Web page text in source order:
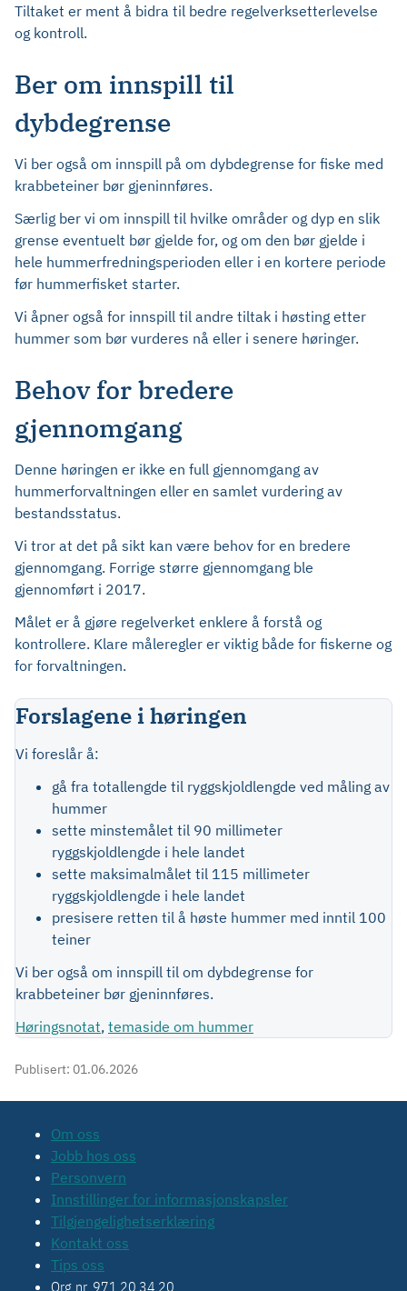
Tiltaket er ment å bidra til bedre regelverksetterlevelse
og kontroll.
Ber om innspill til
dybdegrense
Vi ber også om innspill på om dybdegrense for fiske med
krabbeteiner bør gjeninnføres.
Særlig ber vi om innspill til hvilke områder og dyp en slik
grense eventuelt bør gjelde for, og om den bør gjelde i
hele hummerfredningsperioden eller i en kortere periode
før hummerfisket starter.
Vi åpner også for innspill til andre tiltak i høsting etter
hummer som bør vurderes nå eller i senere høringer.
Behov for bredere
gjennomgang
Denne høringen er ikke en full gjennomgang av
hummerforvaltningen eller en samlet vurdering av
bestandsstatus.
Vi tror at det på sikt kan være behov for en bredere
gjennomgang. Forrige større gjennomgang ble
gjennomført i 2017.
Målet er å gjøre regelverket enklere å forstå og
kontrollere. Klare måleregler er viktig både for fiskerne og
for forvaltningen.
Forslagene i høringen
Vi foreslår å:
gå fra totallengde til ryggskjoldlengde ved måling av
hummer
sette minstemålet til 90 millimeter
ryggskjoldlengde i hele landet
sette maksimalmålet til 115 millimeter
ryggskjoldlengde i hele landet
presisere retten til å høste hummer med inntil 100
teiner
Vi ber også om innspill til om dybdegrense for
krabbeteiner bør gjeninnføres.
Høringsnotat, temaside om hummer
Publisert: 01.06.2026
Om oss
Jobb hos oss
Personvern
Innstillinger for informasjonskapsler
Tilgjengelighetserklæring
Kontakt oss
Tips oss
Org.nr. 971 20 34 20